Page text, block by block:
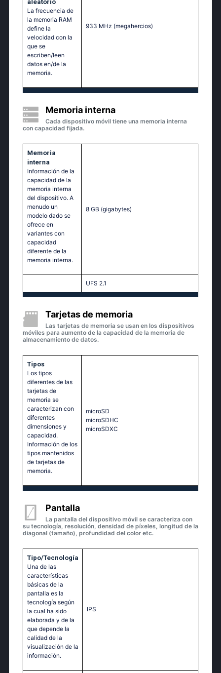
aleatorio
La frecuencia de
la memoria RAM
define la
velocidad con la
que se
escriben/leen
datos en/de la
memoria.
933 MHz (megahercios)
Memoria interna
Cada dispositivo móvil tiene una memoria interna
con capacidad fijada.
Memoria
interna
Información de la
capacidad de la
memoria interna
del dispositivo. A
menudo un
modelo dado se
ofrece en
variantes con
capacidad
diferente de la
memoria interna.
8 GB (gigabytes)
UFS 2.1
Tarjetas de memoria
Las tarjetas de memoria se usan en los dispositivos
móviles para aumento de la capacidad de la memoria de
almacenamiento de datos.
Tipos
Los tipos
diferentes de las
tarjetas de
memoria se
caracterizan con
diferentes
dimensiones y
capacidad.
Información de los
tipos mantenidos
de tarjetas de
memoria.
microSD
microSDHC
microSDXC
Pantalla
La pantalla del dispositivo móvil se caracteriza con
su tecnología, resolución, densidad de píxeles, longitud de la
diagonal (tamaño), profundidad del color etc.
Tipo/Tecnología
Una de las
características
básicas de la
pantalla es la
tecnología según
la cual ha sido
elaborada y de la
que depende la
calidad de la
visualización de la
información.
IPS